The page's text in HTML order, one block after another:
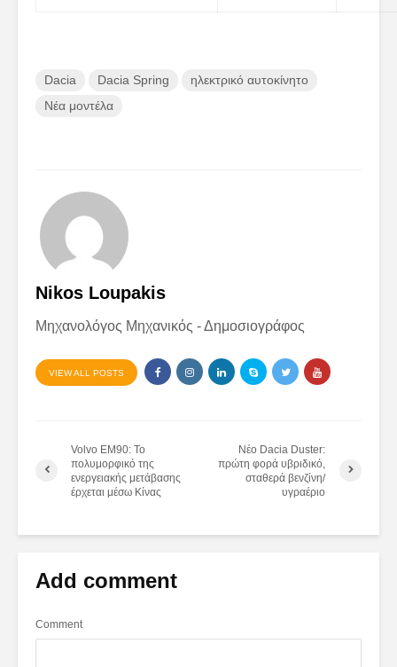
Dacia Dacia Spring
ηλεκτρικό αυτοκίνητο
Νέα μοντέλα
Nikos Loupakis
Μηχανολόγος Μηχανικός - Δημοσιογράφος
VIEW ALL POSTS
Volvo EM90: Το
πολυμορφικό της
ενεργειακής μετάβασης
έρχεται μέσω Κίνας
Νέο Dacia Duster:
πρώτη φορά υβριδικό,
σταθερά βενζίνη/
υγραέριο
Add comment
Comment